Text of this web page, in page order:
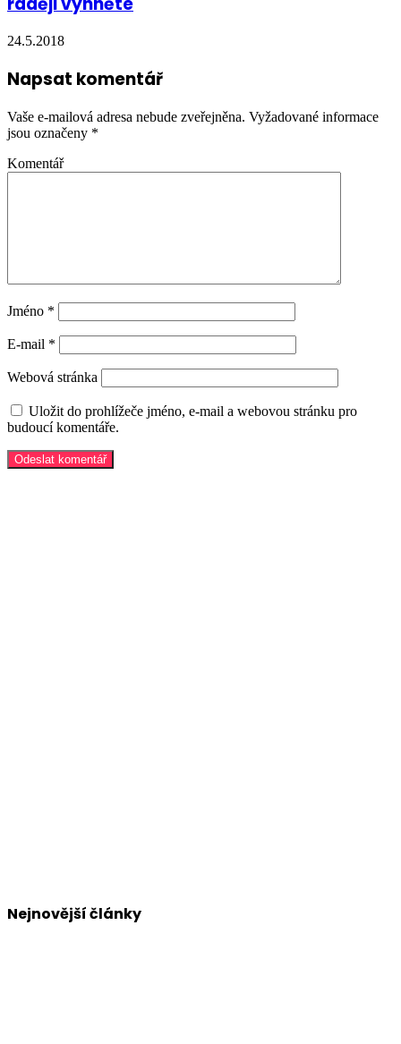
24.5.2018
Napsat komentář
Vaše e-mailová adresa nebude zveřejněna. Vyžadované informace
jsou označeny *
Komentář
Jméno *
E-mail *
Webová stránka
Uložit do prohlížeče jméno, e-mail a webovou stránku pro
budoucí komentáře.
Nejnovější články